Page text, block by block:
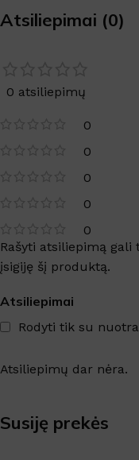
Atsiliepimai (0)
0 atsiliepimų
0
0
0
0
0
Atsiliepimai
Rodyti tik su
Atsiliepimų dar nėra.
Rašyti atsiliepimą
įsigiję šį produktą.
Susiję prekės